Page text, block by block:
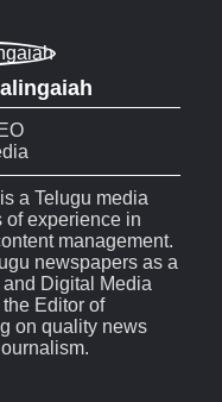
a Telugu media
of experience in
management.
newspapers as a
Digital Media
Editor of
on quality news